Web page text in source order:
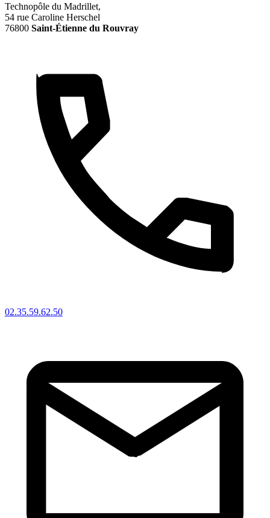
Technopôle du Madrillet,
54 rue Caroline Herschel
76800 Saint-Étienne du Rouvray
02.35.59.62.50